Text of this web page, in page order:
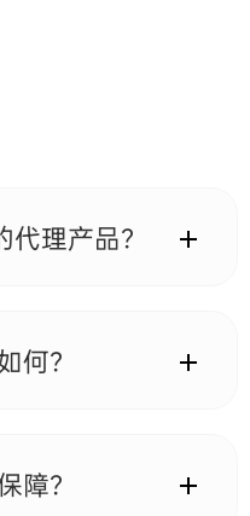
理产品？
IP切换方式、会话保持
别，可根据业务场景灵
何？
区域数据采集与业务部
障？